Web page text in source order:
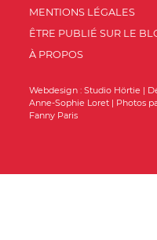
MENTIONS LÉGALES
ÊTRE PUBLIÉ SUR LE
À PROPOS
Webdesign :Studio Hörtie |
Anne-Sophie Loret | Photos
Fanny Paris